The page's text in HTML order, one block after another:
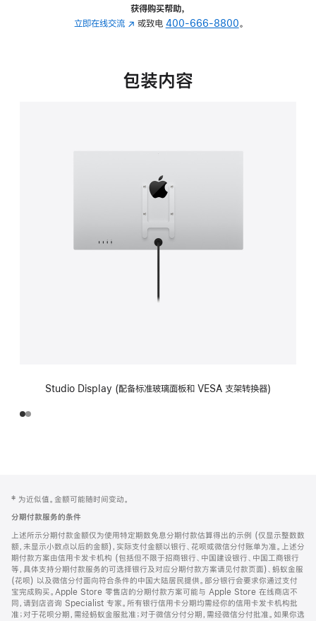
的
获得购买帮助，
立即在线交流 (在
中
或致电 400-666-8800。
包装内容
Studio Display (配备标准玻璃面板和 VESA 支架转换器)
页
页
脚
注
‡ 为近似值。金额可能随时间变动。
分期付款服务的条件
上述所示分期付款金额仅为使用特定期数免息分期付款估算得出的示例 (仅显示整数数
额，未显示小数点以后的金额)，实际支付金额以银行、花呗或微信分付账单为准。上述分
期付款方案由信用卡发卡机构 (包括但不限于招商银行、中国建设银行、中国工商银行
等，具体支持分期付款服务的可选择银行及对应分期付款方案请见付款页面)、蚂蚁金服
(花呗) 以及微信分付面向符合条件的中国大陆居民提供。部分银行会要求你通过支付
宝完成购买。Apple Store 零售店的分期付款方案可能与 Apple Store 在线商店不
同，请到店咨询 Specialist 专家。所有银行信用卡分期均需经你的信用卡发卡机构批
准；对于花呗分期，需经蚂蚁金服批准；对于微信分付分期，需经微信分付批准。如果你选